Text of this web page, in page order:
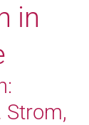
in
Strom,